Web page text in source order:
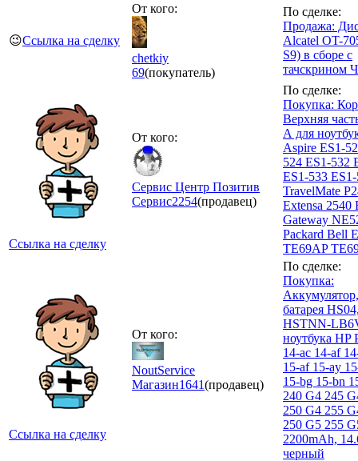
😉Ссылка на сделку
От кого:
chetkiy
69(покупатель)
По сделке:
Продажа:
Alcatel OT-
S9) в сборе с
тачскрином
Ссылка на сделку
От кого:
Сервис Центр Позитив
Сервис2254(продавец)
По сделке:
Покупка:
Верхняя
А для
Aspire ES1-
524 ES1-532
ES1-533
TravelMate
Extensa 2540
Gateway
Packard Bell
TE69AP
Ссылка на сделку
От кого:
NoutService
Магазин1641(продавец)
По сделке:
Покупка:
батарея
HSTNN-
ноутбука HP
14-ac 14-af
15-af 15-ay
15-bg 15-bn
240 G4 245
250 G4 255
250 G5 255
2200mAh,
черный